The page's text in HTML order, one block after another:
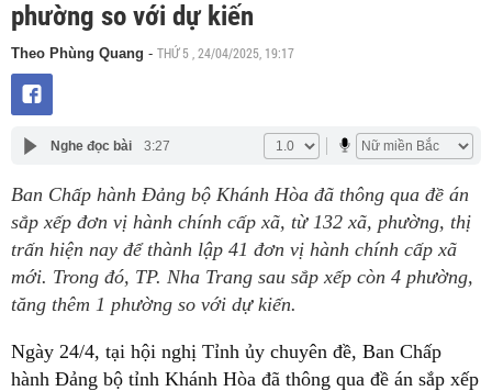
phường so với dự kiến
Theo Phùng Quang - THỨ 5 , 24/04/2025, 19:17
Nghe đọc bài 3:27
Ban Chấp hành Đảng bộ Khánh Hòa đã thông qua đề án
sắp xếp đơn vị hành chính cấp xã, từ 132 xã, phường, thị
trấn hiện nay để thành lập 41 đơn vị hành chính cấp xã
mới. Trong đó, TP. Nha Trang sau sắp xếp còn 4 phường,
tăng thêm 1 phường so với dự kiến.
Ngày 24/4, tại hội nghị Tỉnh ủy chuyên đề, Ban Chấp
hành Đảng bộ tỉnh Khánh Hòa đã thông qua đề án sắp xếp